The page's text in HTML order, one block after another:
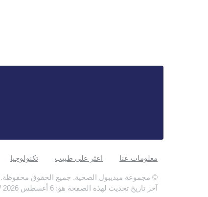
معلومات عنا اعثر على طبيب تكنولوجيا
© مجموعة ميديبول الصحية. جميع الحقوق محفوظة.
آخر تاريخ تحديث لهذه الصفحة هو: 6 أغسطس 2026 /